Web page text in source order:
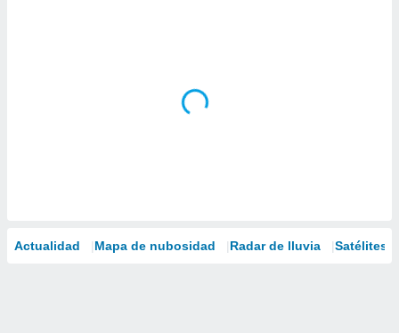
Actualidad Mapa de nubosidad Radar de lluvia Satélites